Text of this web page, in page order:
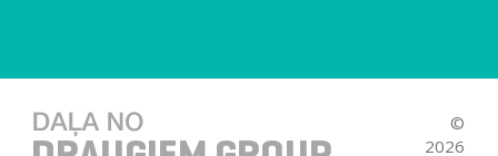
©
2026